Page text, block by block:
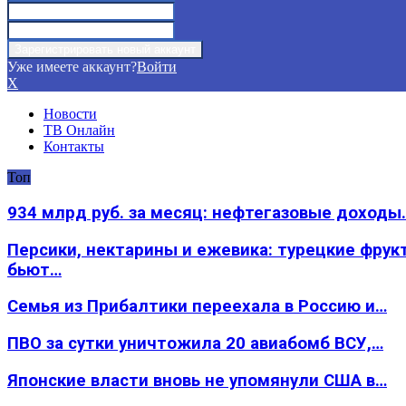
Уже имеете аккаунт?Войти
X
Новости
ТВ Онлайн
Контакты
Топ
934 млрд руб. за месяц: нефтегазовые
Персики, нектарины и ежевика: турецкие
бьют…
Семья из Прибалтики переехала в Россию и…
ПВО за сутки уничтожила 20 авиабомб ВСУ,…
Японские власти вновь не упомянули США в…